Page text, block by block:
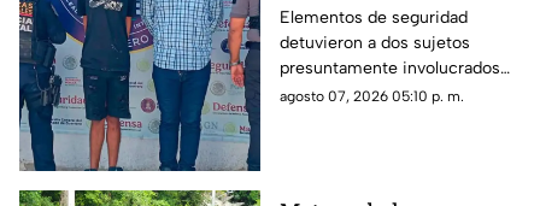
estilista en Acapulco
Elementos de seguridad
detuvieron a dos sujetos
presuntamente involucrados
con el ataque y homicidio de
agosto 07, 2026 05:10 p. m.